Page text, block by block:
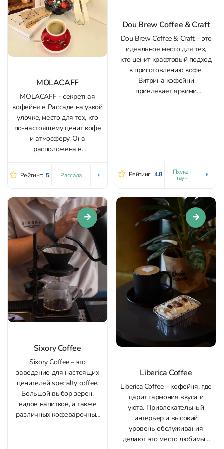
MOLACAFF
MOLACAFF - секретная
кофейня в Рассаде на узкой
улочке, место для тех, кто
по-настоящему ценит кофе
и атмосферу. Она
расположена в
бережно сохранены детали
прошлого и ощущается
настоящий локальный
колорит. В центре внимания
здесь классический кофе,
приготовленный с
вниманием к вкусу и
качеству. К напиткам есть...
Рейтинг: 5 Рассада
Dou Brew Coffee & Craft
Dou Brew Coffee & Craft – это
идеальное место для тех,
кто ценит крафтовый подход
к приготовлению кофе.
Витрина кофейни
привлекает яркими
уютным минимализмом
показывающими, что вы в
гостях у профессионалов:...
Рейтинг: 4.8 Пхукет
таун
Sixory Coffee
Sixory Coffee – это
заведение для настоящих
ценителей specialty coffee.
Большой выбор зерен,
видов напитков, а также
различных кофеварочных
Liberica Coffee
Liberica Coffee – кофейня, где
царит гармония вкуса и
уюта. Привлекательный
интерьер и высокий
уровень обслуживания
делают это место любимым